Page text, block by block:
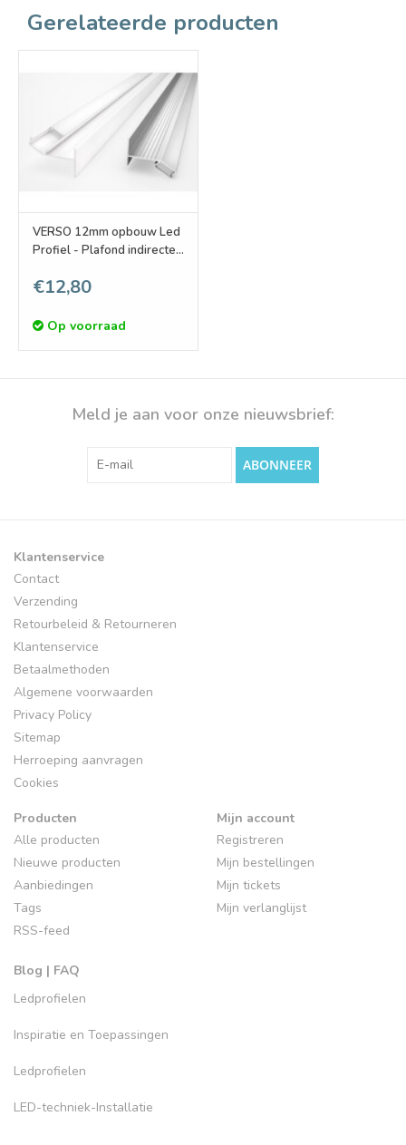
Gerelateerde producten
VERSO 12mm opbouw Led
Profiel - Plafond indirecte
€12,80
Op voorraad
Meld je aan voor onze nieuwsbrief:
ABONNEER
Klantenservice
Contact
Verzending
Retourbeleid & Retourneren
Klantenservice
Betaalmethoden
Algemene voorwaarden
Privacy Policy
Sitemap
Herroeping aanvragen
Cookies
Producten
Alle producten
Nieuwe producten
Aanbiedingen
Tags
RSS-feed
Blog | FAQ
Ledprofielen
Inspiratie en Toepassingen
Ledprofielen
LED-techniek-Installatie
Mijn account
Registreren
Mijn bestellingen
Mijn tickets
Mijn verlanglijst